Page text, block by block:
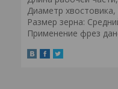
Диаметр
Размер зерна:
Применение фрез